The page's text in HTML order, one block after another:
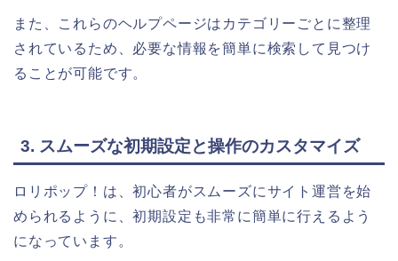
また、これらのヘルプページはカテゴリーごとに整理
されているため、必要な情報を簡単に検索して見つけ
ることが可能です。
3. スムーズな初期設定と操作のカスタマイズ
ロリポップ！は、初心者がスムーズにサイト運営を始
められるように、初期設定も非常に簡単に行えるよう
になっています。